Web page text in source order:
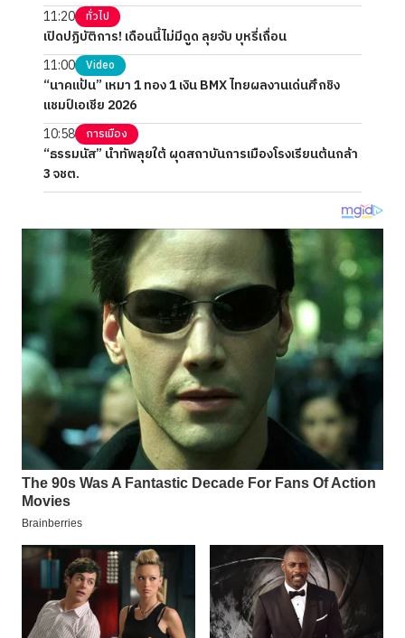
11:20
ทั่วไป
เปิดปฏิบัติการ! เดือนนี้ไม่มีดูด ลุยจับ บุหรี่เถื่อน
11:00
Video
“นาคแป้น” เหมา 1 ทอง 1 เงิน BMX ไทยผลงานเด่นศึกชิง
แชมป์เอเชีย 2026
10:58
การเมือง
“ธรรมนัส” นำทัพลุยใต้ ผุดสถาบันการเมืองโรงเรียนต้นกล้า
3 จชต.